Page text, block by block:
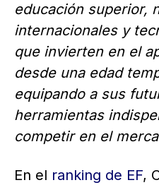
educación superior,
internacionales y
que invierten en el
desde una edad
equipando a sus
herramientas
competir en el
En el ranking de EF,